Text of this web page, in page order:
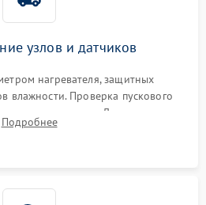
узлов и датчиков
нагревателя, защитных
влажности. Проверка пускового
мотора и помпы. Для машин с
работы компрессора и
Подробнее